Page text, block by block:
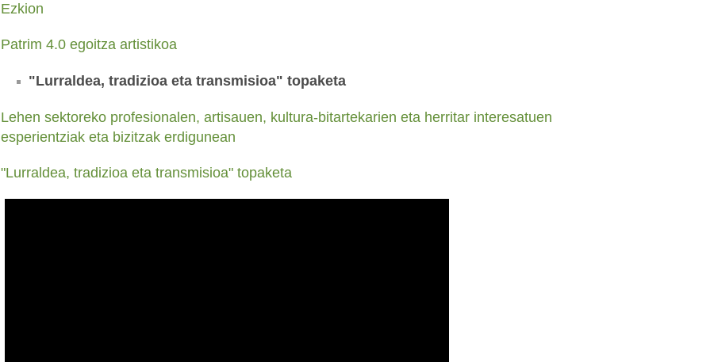
Ezkion
Patrim 4.0 egoitza artistikoa
"Lurraldea, tradizioa eta transmisioa" topaketa
Lehen sektoreko profesionalen, artisauen, kultura-bitartekarien eta herritar interesatuen
esperientziak eta bizitzak erdigunean
"Lurraldea, tradizioa eta transmisioa" topaketa